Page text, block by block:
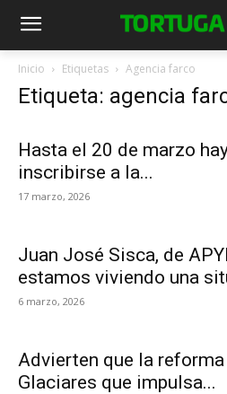
Inicio Etiquetas Agencia farco
Etiqueta: agencia
Hasta el 20 de marzo
inscribirse a la...
17 marzo, 2026
Juan José Sisca, de
estamos viviendo una
6 marzo, 2026
Advierten que la
Glaciares que impulsa...